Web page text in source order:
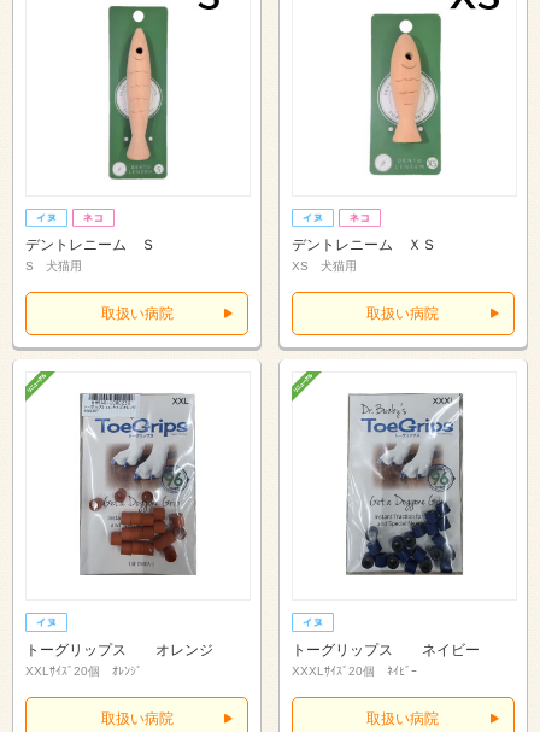
デントレニーム Ｓ
S 犬猫用
取扱い病院
デントレニーム ＸＳ
XS 犬猫用
取扱い病院
トーグリップス オレンジ
XXLｻｲｽﾞ20個 ｵﾚﾝｼﾞ
取扱い病院
トーグリップス ネイビー
XXXLｻｲｽﾞ20個 ﾈｲﾋﾞｰ
取扱い病院